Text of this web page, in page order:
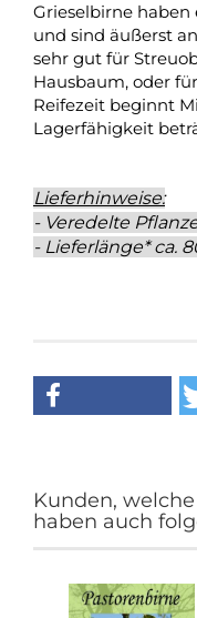
Grieselbirne
und sind äußerst
sehr gut für
Hausbaum, oder
Reifezeit beginnt
Lagerfähigkeit
Lieferhinweise:
- Veredelte
- Lieferlänge* ca.
Kunden,
haben auch